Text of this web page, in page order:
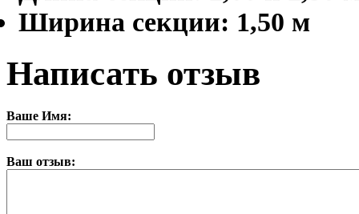
Ширина секции: 1,50 м
Написать отзыв
Ваше Имя:
Ваш отзыв: